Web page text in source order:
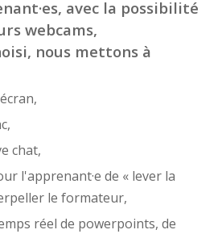
avec la possibilité
webcams,
nous mettons à
chat,
l'apprenant·e de « lever la
le formateur,
réel de powerpoints, de